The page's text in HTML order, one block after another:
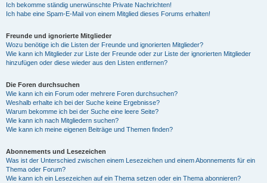
Ich bekomme ständig unerwünschte Private Nachrichten!
Ich habe eine Spam-E-Mail von einem Mitglied dieses Forums erhalten!
Freunde und ignorierte Mitglieder
Wozu benötige ich die Listen der Freunde und ignorierten Mitglieder?
Wie kann ich Mitglieder zur Liste der Freunde oder zur Liste der ignorierten Mitglieder
hinzufügen oder diese wieder aus den Listen entfernen?
Die Foren durchsuchen
Wie kann ich ein Forum oder mehrere Foren durchsuchen?
Weshalb erhalte ich bei der Suche keine Ergebnisse?
Warum bekomme ich bei der Suche eine leere Seite?
Wie kann ich nach Mitgliedern suchen?
Wie kann ich meine eigenen Beiträge und Themen finden?
Abonnements und Lesezeichen
Was ist der Unterschied zwischen einem Lesezeichen und einem Abonnements für ein
Thema oder Forum?
Wie kann ich ein Lesezeichen auf ein Thema setzen oder ein Thema abonnieren?